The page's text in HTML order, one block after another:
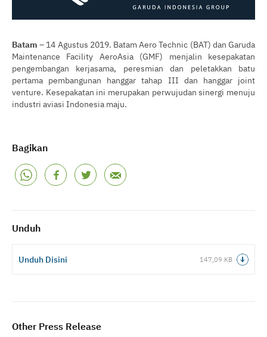
Bagikan
Unduh
Unduh Disini 147,09 KB
Other Press Release
Batam – 14 Agustus 2019. Batam Aero Technic (BAT) dan Garuda
Maintenance Facility AeroAsia (GMF) menjalin kesepakatan
pengembangan kerjasama, peresmian dan peletakkan batu
pertama pembangunan hanggar tahap III dan hanggar joint
venture. Kesepakatan ini merupakan perwujudan sinergi menuju
industri aviasi Indonesia maju.